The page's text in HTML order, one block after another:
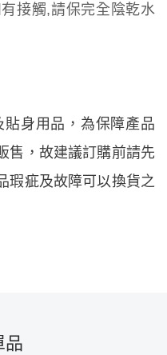
接觸,請保完全陰乾水
身用品，為保障產品
售，故建議訂購前請先
瑕疵及故障可以換貨之
品